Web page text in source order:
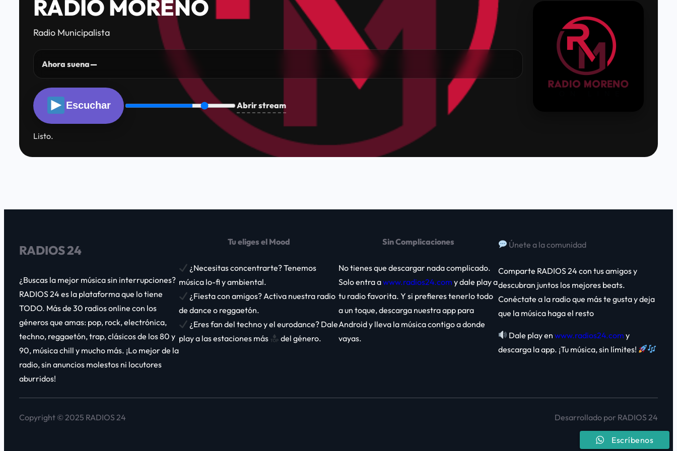
RADIO MORENO
Radio Municipalista
Ahora suena—
Escuchar Abrir stream
Listo.
RADIOS 24
¿Buscas la mejor música sin interrupciones?
RADIOS 24 es la plataforma que lo tiene
TODO. Más de 30 radios online con los
géneros que amas: pop, rock, electrónica,
techno, reggaetón, trap, clásicos de los 80 y
90, música chill y mucho más. ¡Lo mejor de la
radio, sin anuncios molestos ni locutores
aburridos!
Tu eliges el Mood
¿Necesitas concentrarte? Tenemos
música lo-fi y ambiental.
¿Fiesta con amigos? Activa nuestra radio
de dance o reggaetón.
¿Eres fan del techno y el eurodance? Dale
play a las estaciones más
del género.
Sin Complicaciones
No tienes que descargar nada complicado.
Solo entra awww.radios24.com y dale play a
tu radio favorita. Y si prefieres tenerlo todo
a un toque,descarga nuestra app para
Androidy lleva la música contigo a donde
vayas.
Únete a la comunidad
Comparte RADIOS 24 con tus amigos y
descubran juntos los mejores beats.
Conéctate a la radio que más te gusta y deja
que la música haga el resto
Dale play enwww.radios24.com y
descarga la app. ¡Tu música, sin límites!
Copyright © 2025 RADIOS 24 Desarrollado por RADIOS 24
Escríbenos